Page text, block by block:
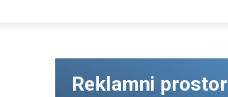
Reklamni prostor